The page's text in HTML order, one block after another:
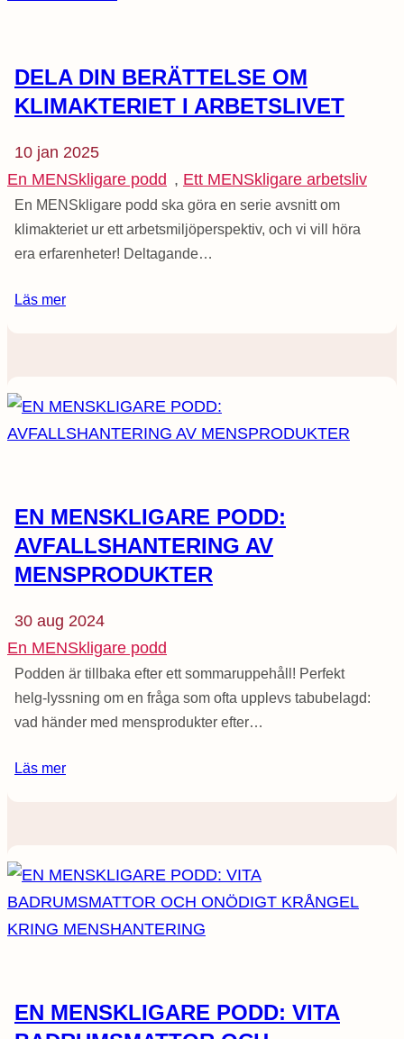
DELA DIN BERÄTTELSE OM
KLIMAKTERIET I ARBETSLIVET
10 jan 2025
En MENSkligare podd , Ett MENSkligare arbetsliv
En MENSkligare podd ska göra en serie avsnitt om
klimakteriet ur ett arbetsmiljöperspektiv, och vi vill höra
era erfarenheter! Deltagande…
Läs mer
EN MENSKLIGARE PODD:
AVFALLSHANTERING AV
MENSPRODUKTER
30 aug 2024
En MENSkligare podd
Podden är tillbaka efter ett sommaruppehåll! Perfekt
helg-lyssning om en fråga som ofta upplevs tabubelagd:
vad händer med mensprodukter efter…
Läs mer
EN MENSKLIGARE PODD: VITA